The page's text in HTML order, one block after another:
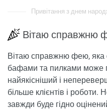
Привітання з днем
Вітаю справжню
Вітаю справжню фею, яка
бафами та пилками може
найякісніший і
більше клієнтів і роботи.
завжди буде гідно